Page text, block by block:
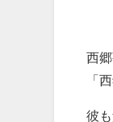
西
「
彼